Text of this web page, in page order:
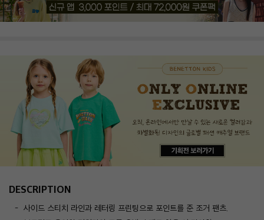
DESCRIPTION
사이드 스티치 라인과 레터링 프린팅으로 포인트를 준 조거 팬츠.